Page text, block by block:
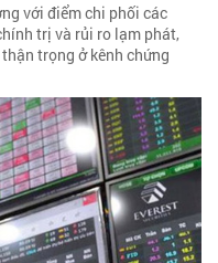
với điểm chi phối các
trị và rủi ro lạm phát,
trọng ở kênh chứng